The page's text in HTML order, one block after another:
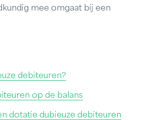
mee omgaat bij een
debiteuren?
op de balans
dotatie dubieuze debiteuren